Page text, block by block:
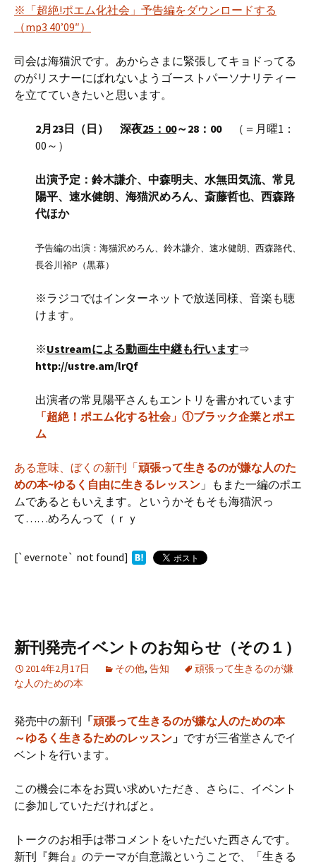
※「超絶!ポエム化社会」予告編をダウンロードする
（mp3 40’09″）
司会は海猫沢です。あからさまに緊張してキョドってる
のがリスナーにばれないようゴーストパーソナリティー
を立てていきたいと思います。
2月23日（日） 深夜25：00～28：00（＝月曜1：
00～）
出演予定：鈴木謙介、中森明夫、水無田気流、常見
陽平、速水健朗、海猫沢めろん、斎藤哲也、西森路
代ほか
予告編の出演：海猫沢めろん、鈴木謙介、速水健朗、西森路代、
長谷川裕P（黒幕）
※ラジコではインターネットで放送同様、音楽も聴
けます。
※Ustreamによる動画生中継も行います⇒
http://ustre.am/lrQf
出演者の常見陽平さんもエントリを書かれています
「超絶！ポエム化する社会」①ブラック企業とポエ
ム
ある意味、ぼくの新刊「頑張って生きるのが嫌な人のた
めの本~ゆるく自由に生きるレッスン 」もまた一編のポエ
ムであるともいえます。というかそもそも海猫沢っ
て……めろんって（ｒｙ
[`evernote` not found]
新刊発売イベントのお知らせ（その１）
2014年2月17日 その他, 告知
頑張って生きるのが嫌
な人のための本
発売中の新刊 「頑張って生きるのが嫌な人のための本
～ゆるく生きるためのレッスン 」 ですが三省堂さんでイ
ベントを行います。
この機会に本をお買い求めいただき、さらに、イベント
に参加していただければと。
トークのお相手は帯コメントをいただいた西さんです。
新刊『舞台』のテーマが自意識ということで、「生きる